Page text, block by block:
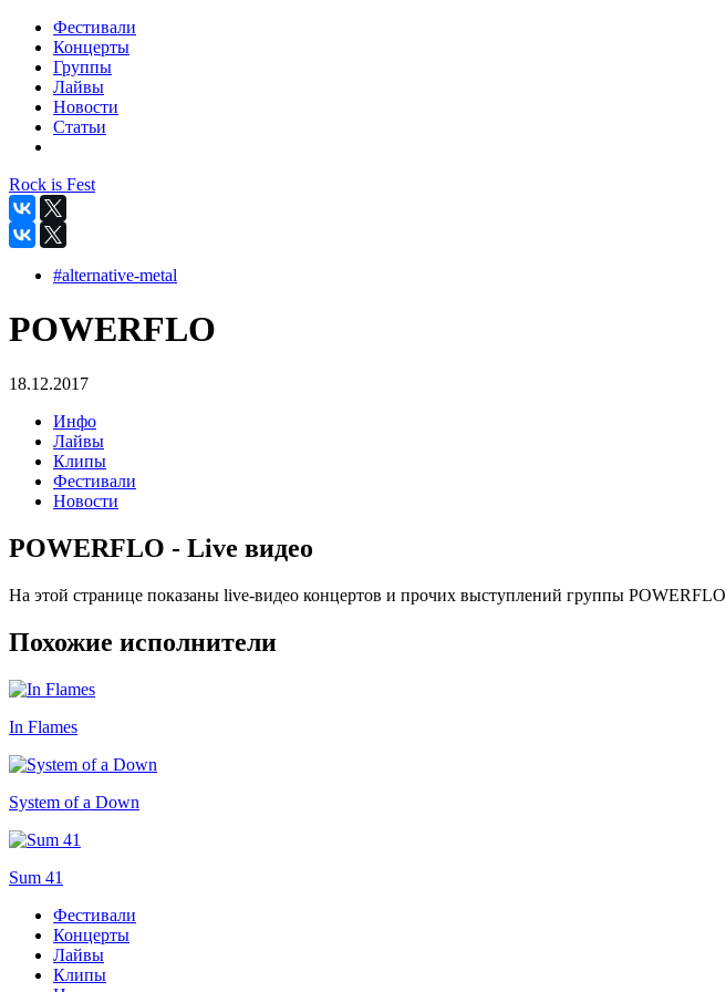
Фестивали
Концерты
Группы
Лайвы
Новости
Статьи
Rock is Fest
#alternative-metal
POWERFLO
18.12.2017
Инфо
Лайвы
Клипы
Фестивали
Новости
POWERFLO - Live видео
На этой странице показаны live-видео концертов и прочих выступлений группы POWERFLO
Похожие исполнители
In Flames
System of a Down
Sum 41
Фестивали
Концерты
Лайвы
Клипы